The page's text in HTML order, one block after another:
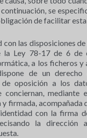
se
de facilitar
con las disposiciones
la Ley 78-17 de 6 de
a los ficheros y
de un derecho
oposición a los
conciernan, mediante
firmada, acompañada
con la firma
la dirección